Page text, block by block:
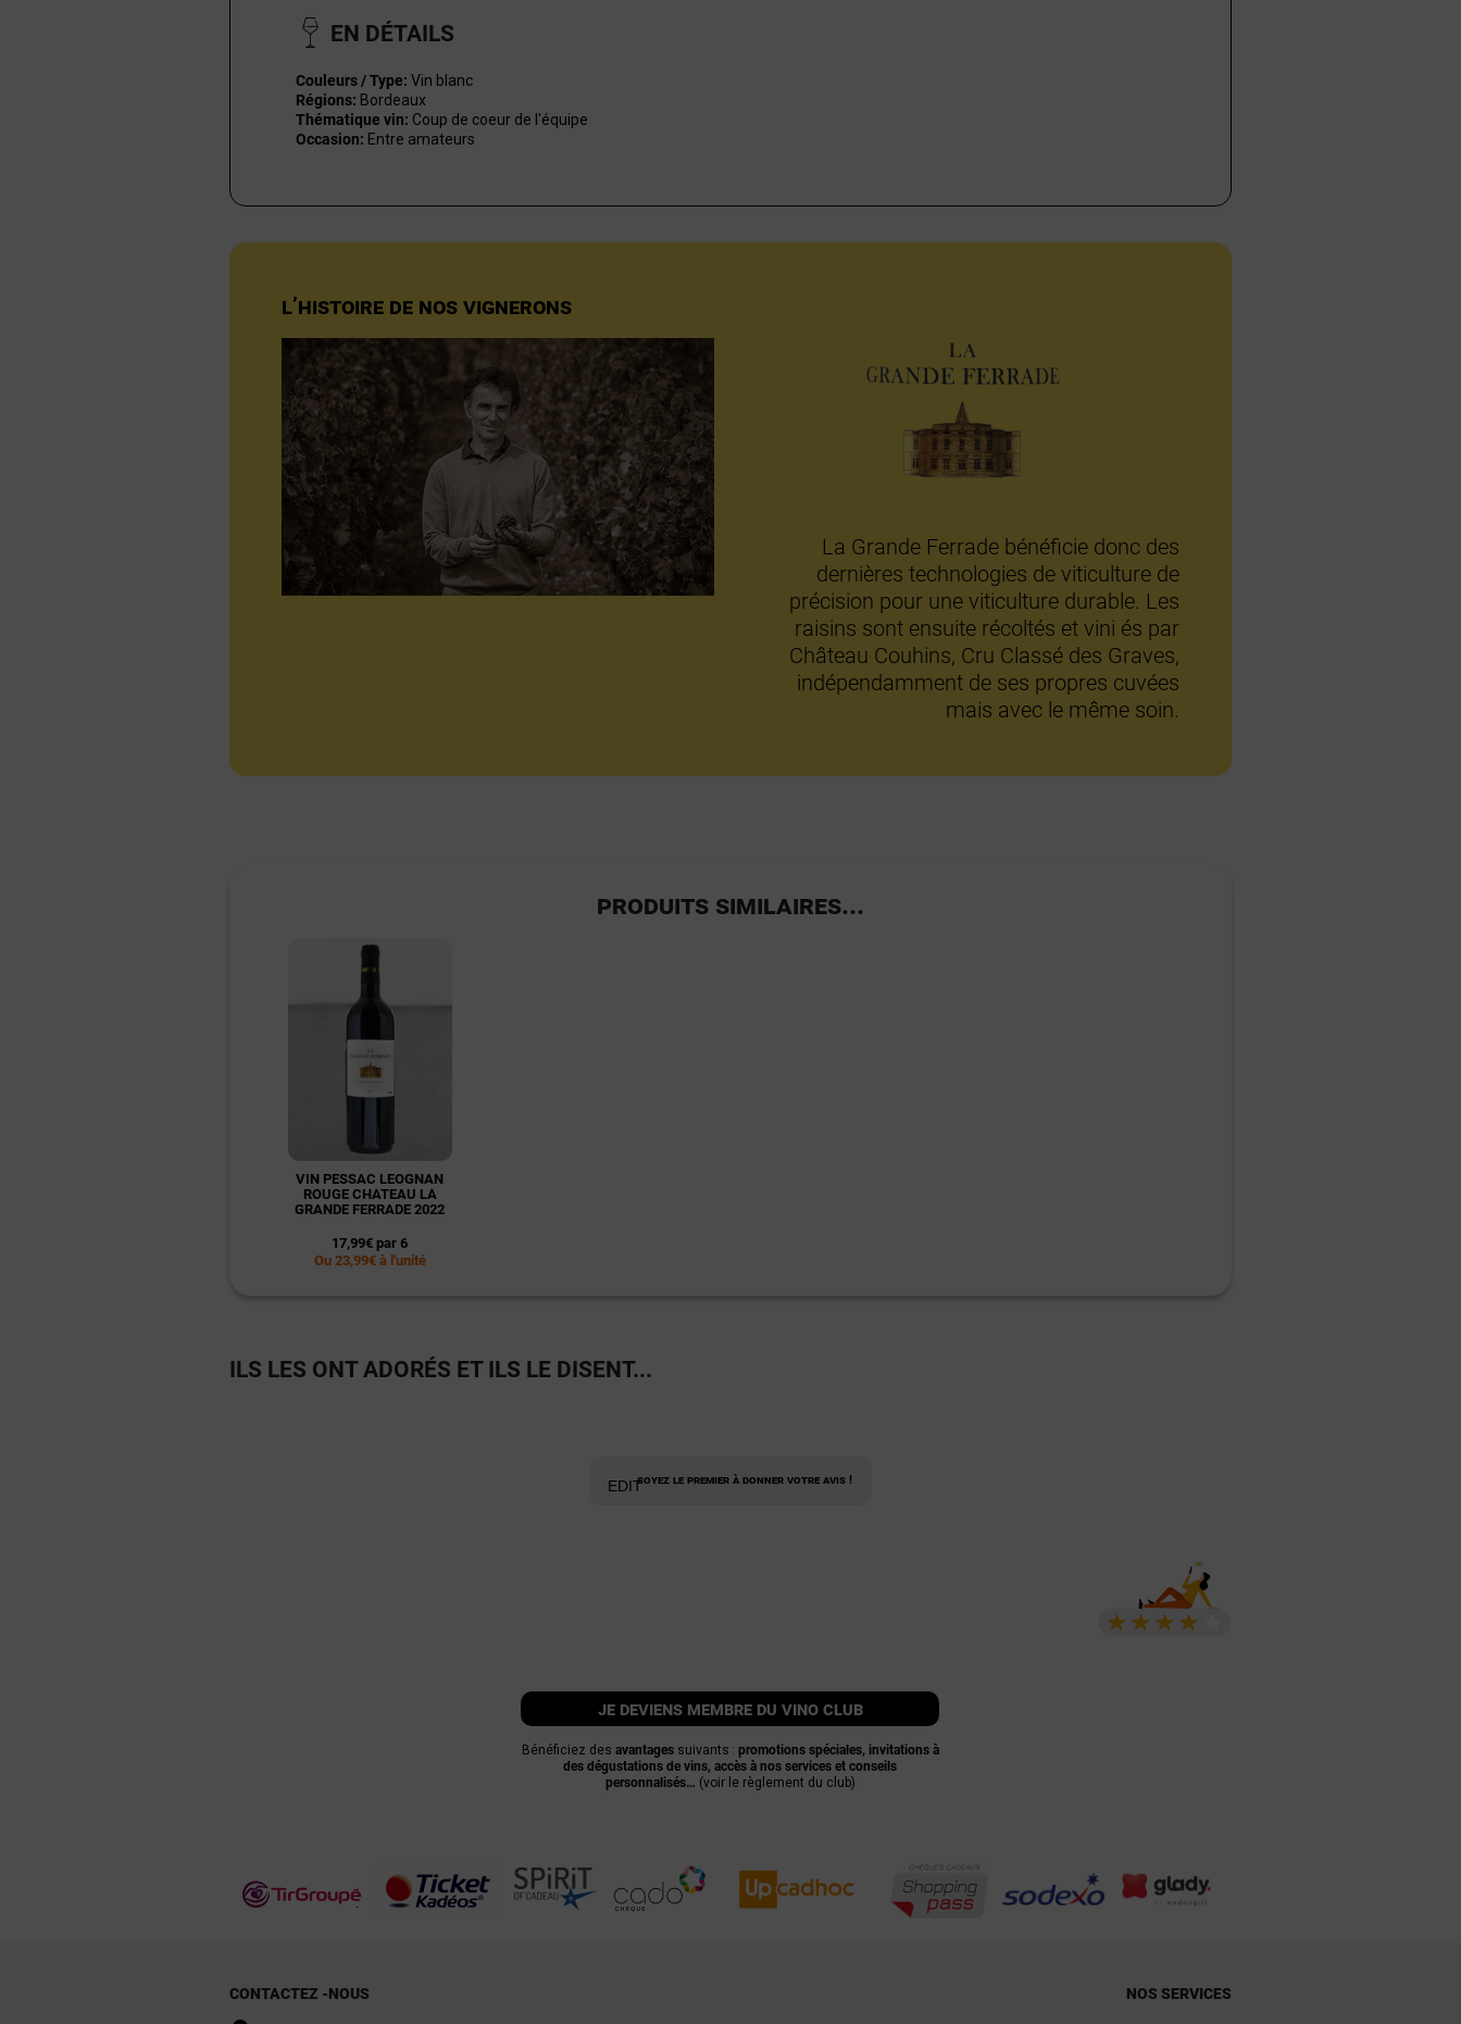
EN DÉTAILS
Couleurs / Type: Vin blanc
Régions: Bordeaux
Thématique vin: Coup de coeur de l'équipe
Occasion: Entre amateurs
L’HISTOIRE DE NOS VIGNERONS
La Grande Ferrade bénéficie donc des
dernières technologies de viticulture de
précision pour une viticulture durable. Les
raisins sont ensuite récoltés et vini és par
Château Couhins, Cru Classé des Graves,
indépendamment de ses propres cuvées
mais avec le même soin.
PRODUITS SIMILAIRES...
VIN PESSAC LEOGNAN
ROUGE CHATEAU LA
GRANDE FERRADE 2022
17,99€ par 6
Ou 23,99€ à l'unité
ILS LES ONT ADORÉS ET ILS LE DISENT...
Soyez le premier à donner votre avis !
je deviens membre du vino club
Bénéficiez des avantagessuivants : promotions spéciales, invitations à
des dégustations de vins, accès à nos services et conseils
personnalisés… (voir le règlement du club)
CONTACTEZ -NOUS NOS SERVICES